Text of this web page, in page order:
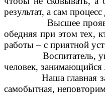
результат, а сам
Высшее проявление
обедняя при этом тех,
работы – с приятной
Воспитатель,
человек,
Наша главная задача
самобытная,